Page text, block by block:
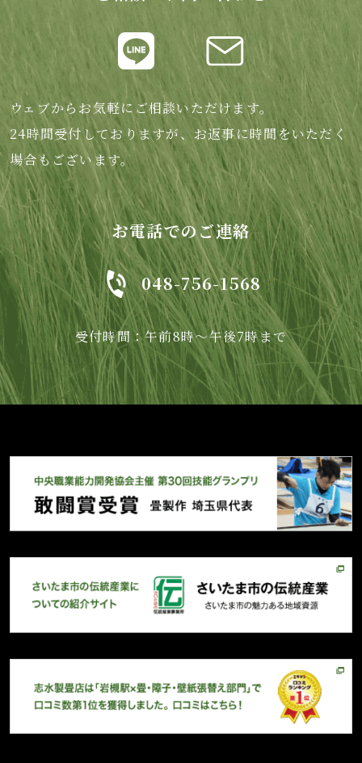
ウェブからお気軽にご相談いただけます。
24時間受付しておりますが、お返事に時間をいただく
場合もございます。
お電話でのご連絡
048-756-1568
受付時間：午前8時～午後7時まで